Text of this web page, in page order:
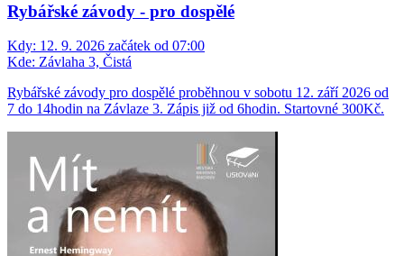
Rybářské závody - pro dospělé
Kdy: 12. 9. 2026 začátek od 07:00
Kde: Závlaha 3, Čistá
Rybářské závody pro dospělé proběhnou v sobotu 12. září 2026 od
7 do 14hodin na Závlaze 3. Zápis již od 6hodin. Startovné 300Kč.